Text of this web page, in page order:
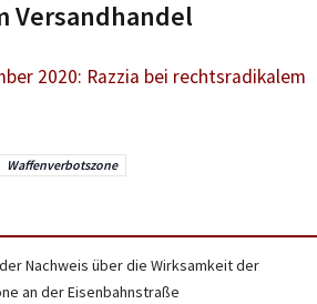
Versandhandel
2020: Razzia bei rechtsradikalem
Waffenverbotszone
Nachweis über die Wirksamkeit der
an der Eisenbahnstraße